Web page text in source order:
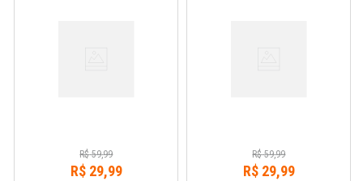
R$ 59,99
R$ 29,99
R$ 59,99
R$ 29,99